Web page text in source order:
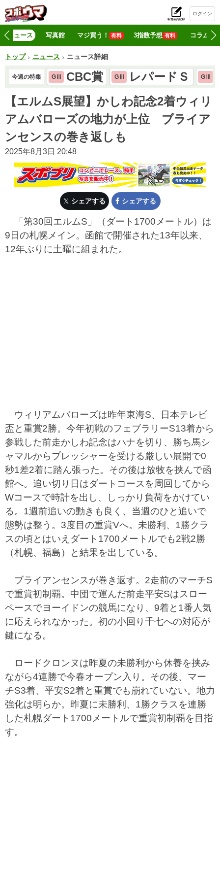
ログイン
ニュース 写真館 マジ買う！ 有料 3指数予想 有料 コラム
トップ ニュース ニュース詳細
今週の特集 GⅢ CBC賞 GⅢ レパードＳ GⅢ
【エルムS展望】かしわ記念2着ウィリ
アムバローズの地力が上位 ブライア
ンセンスの巻き返しも
2025年8月3日 20:48
シェアする シェアする
「第30回エルムS」（ダート1700メートル）は
9日の札幌メイン。函館で開催された13年以来、
12年ぶりに土曜に組まれた。
ウィリアムバローズは昨年東海S、日本テレビ
盃と重賞2勝。今年初戦のフェブラリーS13着から
参戦した前走かしわ記念はハナを切り、勝ち馬シ
ャマルからプレッシャーを受ける厳しい展開で0
秒1差2着に踏ん張った。その後は放牧を挟んで函
館へ。追い切り日はダートコースを周回してから
Wコースで時計を出し、しっかり負荷をかけてい
る。1週前追いの動きも良く、当週のひと追いで
態勢は整う。3度目の重賞Vへ。未勝利、1勝クラ
スの頃とはいえダート1700メートルでも2戦2勝
（札幌、福島）と結果を出している。
ブライアンセンスが巻き返す。2走前のマーチS
で重賞初制覇。中団で運んだ前走平安Sはスロー
ペースでヨーイドンの競馬になり、9着と1番人気
に応えられなかった。初の小回り千七への対応が
鍵になる。
ロードクロンヌは昨夏の未勝利から休養を挟み
ながら4連勝で今春オープン入り。その後、マー
チS3着、平安S2着と重賞でも崩れていない。地力
強化は明らか。昨夏に未勝利、1勝クラスを連勝
した札幌ダート1700メートルで重賞初制覇を目指
す。